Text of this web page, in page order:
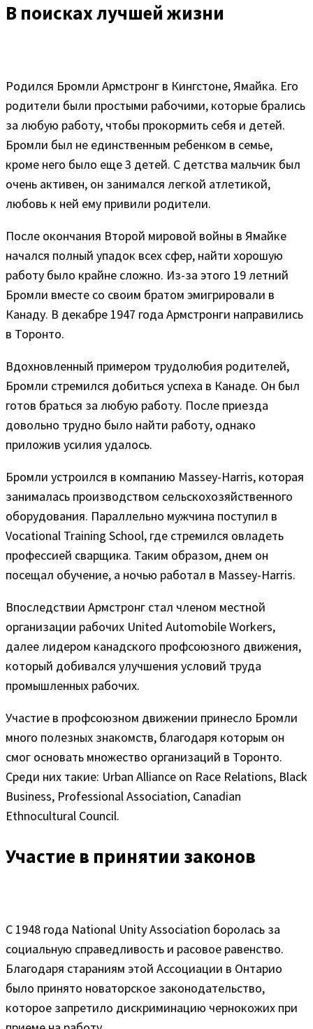
В поисках лучшей жизни
Родился Бромли Армстронг в Кингстоне, Ямайка. Его
родители были простыми рабочими, которые брались
за любую работу, чтобы прокормить себя и детей.
Бромли был не единственным ребенком в семье,
кроме него было еще 3 детей. С детства мальчик был
очень активен, он занимался легкой атлетикой,
любовь к ней ему привили родители.
После окончания Второй мировой войны в Ямайке
начался полный упадок всех сфер, найти хорошую
работу было крайне сложно. Из-за этого 19 летний
Бромли вместе со своим братом эмигрировали в
Канаду. В декабре 1947 года Армстронги направились
в Торонто.
Вдохновленный примером трудолюбия родителей,
Бромли стремился добиться успеха в Канаде. Он был
готов браться за любую работу. После приезда
довольно трудно было найти работу, однако
приложив усилия удалось.
Бромли устроился в компанию Massey-Harris, которая
занималась производством сельскохозяйственного
оборудования. Параллельно мужчина поступил в
Vocational Training School, где стремился овладеть
профессией сварщика. Таким образом, днем он
посещал обучение, а ночью работал в Massey-Harris.
Впоследствии Армстронг стал членом местной
организации рабочих United Automobile Workers,
далее лидером канадского профсоюзного движения,
который добивался улучшения условий труда
промышленных рабочих.
Участие в профсоюзном движении принесло Бромли
много полезных знакомств, благодаря которым он
смог основать множество организаций в Торонто.
Среди них такие: Urban Alliance on Race Relations, Black
Business, Professional Association, Canadian
Ethnocultural Council.
Участие в принятии законов
С 1948 года National Unity Association боролась за
социальную справедливость и расовое равенство.
Благодаря стараниям этой Ассоциации в Онтарио
было принято новаторское законодательство,
которое запретило дискриминацию чернокожих при